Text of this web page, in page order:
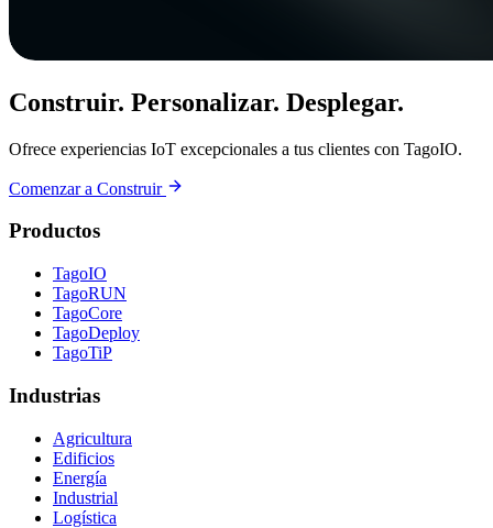
Construir. Personalizar. Desplegar.
Ofrece experiencias IoT excepcionales a tus clientes con TagoIO.
Comenzar a Construir
Productos
TagoIO
TagoRUN
TagoCore
TagoDeploy
TagoTiP
Industrias
Agricultura
Edificios
Energía
Industrial
Logística